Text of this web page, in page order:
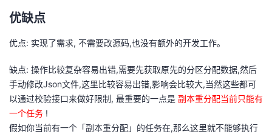
优缺点
优点: 实现了需求, 不需要改源码,也没有额外的开发工作。
缺点: 操作比较复杂容易出错,需要先获取原先的分区分配数据,然后
手动修改Json文件,这里比较容易出错,影响会比较大,当然这些都可
以通过校验接口来做好限制, 最重要的一点是 副本重分配当前只能有
一个任务 !
假如你当前有一个「副本重分配」的任务在,那么这里就不能够执行